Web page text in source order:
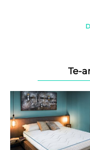
Puful de gasca isi
corecta.
Se spala la 30 grade,
se calca si a nu se usuca
Se recomanda
husa de acoperire.
Se recomanda
Te-